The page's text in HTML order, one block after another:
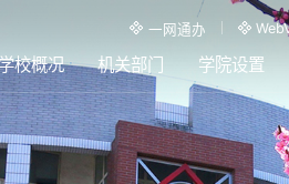
一网通办
校概况 机关部门 学院设置